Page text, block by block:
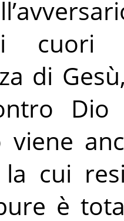
cuori
di
cui
è